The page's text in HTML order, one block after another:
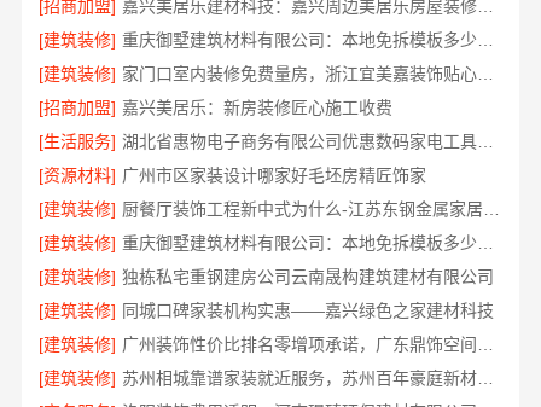
[招商加盟]
嘉兴美居乐建材科技：嘉兴周边美居乐房屋装修联系电话
[建筑装修]
[建筑装修]
家门口室内装修免费量房，浙江宜美嘉装饰贴心服务
[招商加盟] 嘉兴美居乐：新房装修匠心施工收费
[生活服务]
湖北省惠物电子商务有限公司优惠数码家电工具价格
[资源材料] 广州市区家装设计哪家好毛坯房精匠饰家
[建筑装修]
[建筑装修]
[建筑装修] 独栋私宅重钢建房公司云南晟构建筑建材有限公司
[建筑装修] 同城口碑家装机构实惠——嘉兴绿色之家建材科技
[建筑装修]
[建筑装修]
苏州相城靠谱家装就近服务，苏州百年豪庭新材料有限公司快速响应